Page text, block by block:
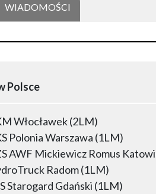
WIADOMOŚCI
Polsce
Włocławek (2LM)
Polonia Warszawa (1LM)
AWF Mickiewicz Romus
Radom (1LM)
Starogard Gdański (1LM)